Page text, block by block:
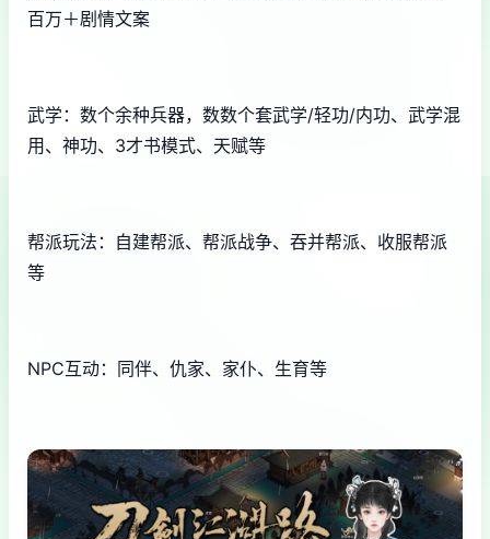
百万＋剧情文案
武学：数个余种兵器，数数个套武学/轻功/内功、武学混
用、神功、3才书模式、天赋等
帮派玩法：自建帮派、帮派战争、吞并帮派、收服帮派
等
NPC互动：同伴、仇家、家仆、生育等